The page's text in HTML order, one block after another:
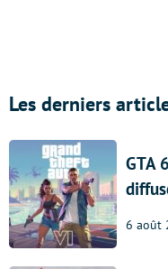
Les derniers
GTA
6 août